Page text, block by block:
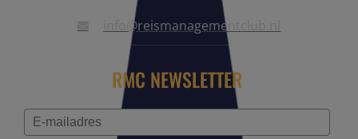
info@reismanagementclub.nl
RMC NEWSLETTER